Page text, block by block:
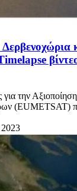
βίντεο
την
(EUMETSAT)
2023